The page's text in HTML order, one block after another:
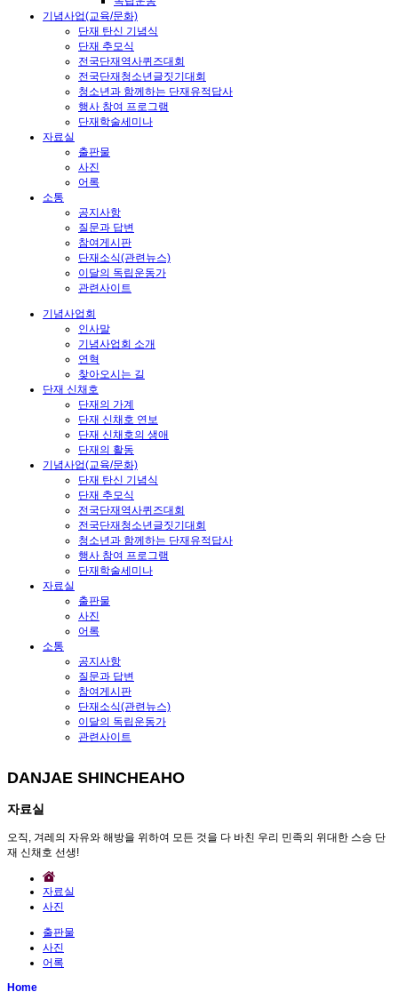
기념사업(교육/문화)
단재 탄신 기념식
단재 추모식
전국단재역사퀴즈대회
전국단재청소년글짓기대회
청소년과 함께하는 단재유적답사
행사 참여 프로그램
단재학술세미나
자료실
출판물
사진
어록
소통
공지사항
질문과 답변
참여게시판
단재소식(관련뉴스)
이달의 독립운동가
관련사이트
기념사업회
인사말
기념사업회 소개
연혁
찾아오시는 길
단재 신채호
단재의 가계
단재 신채호 연보
단재 신채호의 생애
단재의 활동
기념사업(교육/문화)
단재 탄신 기념식
단재 추모식
전국단재역사퀴즈대회
전국단재청소년글짓기대회
청소년과 함께하는 단재유적답사
행사 참여 프로그램
단재학술세미나
자료실
출판물
사진
어록
소통
공지사항
질문과 답변
참여게시판
단재소식(관련뉴스)
이달의 독립운동가
관련사이트
DANJAE SHINCHEAHO
자료실
오직, 겨레의 자유와 해방을 위하여 모든 것을 다 바친 우리 민족의 위대한 스승 단
재 신채호 선생!
자료실
사진
출판물
사진
어록
Home